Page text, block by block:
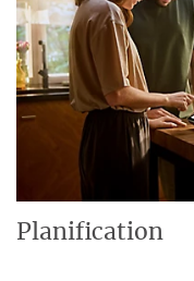
Planification